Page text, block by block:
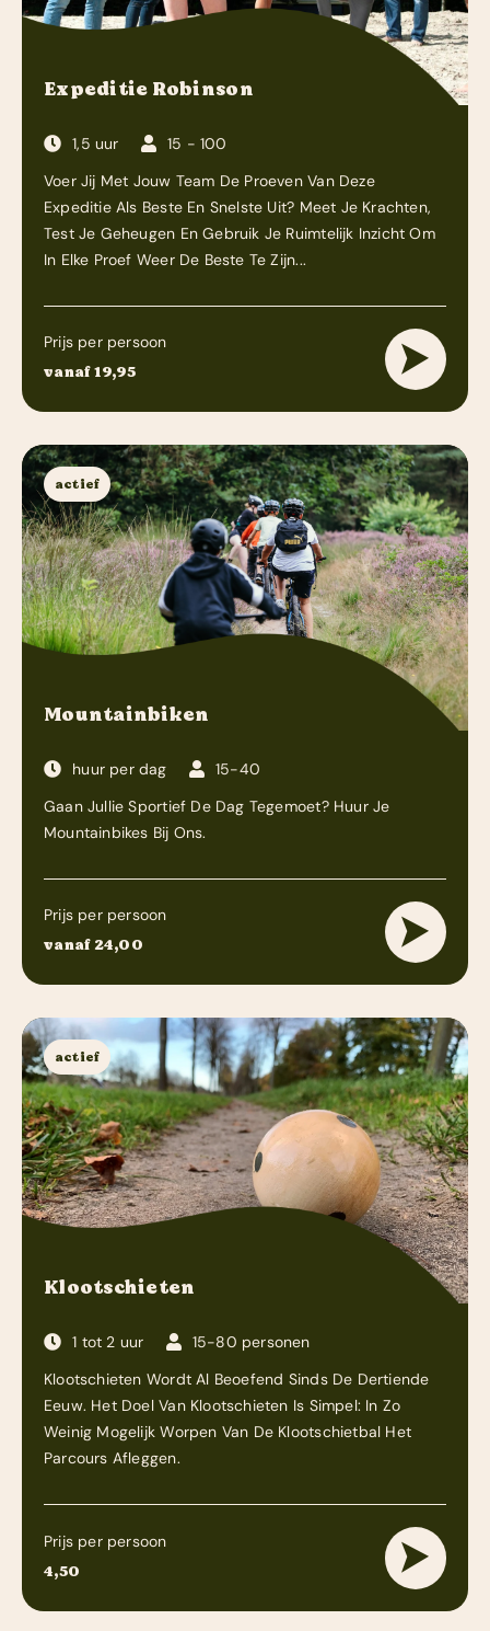
Expeditie Robinson
1,5 uur
15 - 100
Voer Jij Met Jouw Team De Proeven Van Deze
Expeditie Als Beste En Snelste Uit? Meet Je Krachten,
Test Je Geheugen En Gebruik Je Ruimtelijk Inzicht Om
In Elke Proef Weer De Beste Te Zijn...
Prijs per persoon
vanaf 19,95
actief
Mountainbiken
huur per dag
15-40
Gaan Jullie Sportief De Dag Tegemoet? Huur Je
Mountainbikes Bij Ons.
Prijs per persoon
vanaf 24,00
actief
Klootschieten
1 tot 2 uur
15-80 personen
Klootschieten Wordt Al Beoefend Sinds De Dertiende
Eeuw. Het Doel Van Klootschieten Is Simpel: In Zo
Weinig Mogelijk Worpen Van De Klootschietbal Het
Parcours Afleggen.
Prijs per persoon
4,50